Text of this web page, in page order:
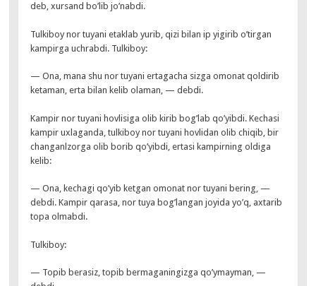
deb, xursand bo’lib jo’nabdi.
Tulkiboy nor tuyani etaklab yurib, qizi bilan ip yigirib o’tirgan
kampirga uchrabdi. Tulkiboy:
— Ona, mana shu nor tuyani ertagacha sizga omonat qoldirib
ketaman, erta bilan kelib olaman, — debdi.
Kampir nor tuyani hovlisiga olib kirib bog’lab qo’yibdi. Kechasi
kampir uxlaganda, tulkiboy nor tuyani hovlidan olib chiqib, bir
changanlzorga olib borib qo’yibdi, ertasi kampirning oldiga
kelib:
— Ona, kechagi qo’yib ketgan omonat nor tuyani bering, —
debdi. Kampir qarasa, nor tuya bog’langan joyida yo’q, axtarib
topa olmabdi.
Tulkiboy:
— Topib berasiz, topib bermaganingizga qo’ymayman, —